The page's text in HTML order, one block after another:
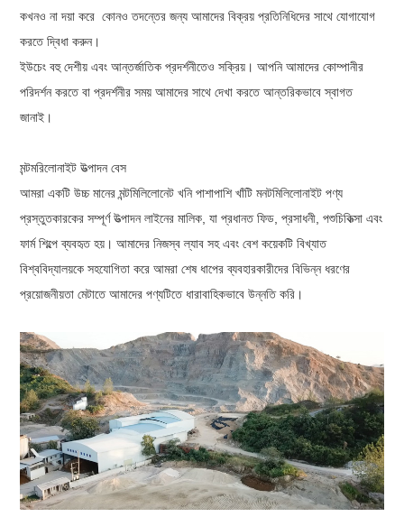
কখনও না দয়া করে কোনও তদন্তের জন্য আমাদের বিক্রয় প্রতিনিধিদের সাথে যোগাযোগ
করতে দ্বিধা করুন।
ইউচেং বহু দেশীয় এবং আন্তর্জাতিক প্রদর্শনীতেও সক্রিয়। আপনি আমাদের কোম্পানীর
পরিদর্শন করতে বা প্রদর্শনীর সময় আমাদের সাথে দেখা করতে আন্তরিকভাবে স্বাগত
জানাই।
মন্টমরিলোনাইট উত্পাদন বেস
আমরা একটি উচ্চ মানের মন্টমিলিলোনেট খনি পাশাপাশি খাঁটি মনটমিলিলোনাইট পণ্য
প্রস্তুতকারকের সম্পূর্ণ উত্পাদন লাইনের মালিক, যা প্রধানত ফিড, প্রসাধনী, পশুচিকিত্সা এবং
ফার্ম শিল্পে ব্যবহৃত হয়। আমাদের নিজস্ব ল্যাব সহ এবং বেশ কয়েকটি বিখ্যাত
বিশ্ববিদ্যালয়কে সহযোগিতা করে আমরা শেষ ধাপের ব্যবহারকারীদের বিভিন্ন ধরণের
প্রয়োজনীয়তা মেটাতে আমাদের পণ্যটিতে ধারাবাহিকভাবে উন্নতি করি।